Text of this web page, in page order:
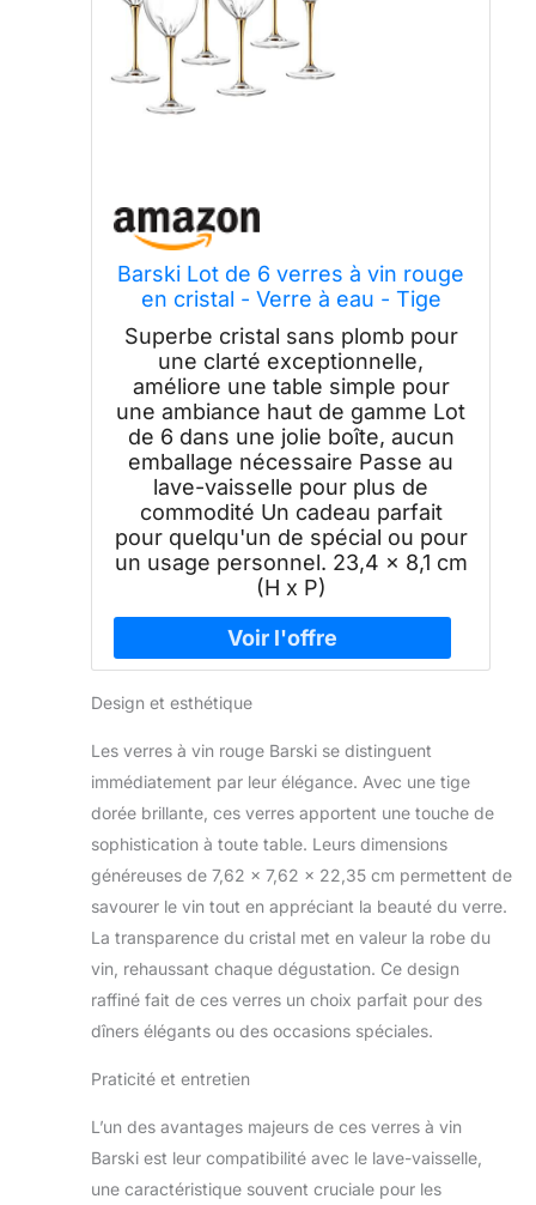
Barski Lot de 6 verres à vin rouge
en cristal - Verre à eau - Tige
dorée brillante - Verres à pied -
532 ml - Fabriqué en Europe
Superbe cristal sans plomb pour
une clarté exceptionnelle,
améliore une table simple pour
une ambiance haut de gamme Lot
de 6 dans une jolie boîte, aucun
emballage nécessaire Passe au
lave-vaisselle pour plus de
commodité Un cadeau parfait
pour quelqu'un de spécial ou pour
un usage personnel. 23,4 x 8,1 cm
(H x P)
Design et esthétique
Les verres à vin rouge Barski se distinguent
immédiatement par leur élégance. Avec une tige
dorée brillante, ces verres apportent une touche de
sophistication à toute table. Leurs dimensions
généreuses de 7,62 x 7,62 x 22,35 cm permettent de
savourer le vin tout en appréciant la beauté du verre.
La transparence du cristal met en valeur la robe du
vin, rehaussant chaque dégustation. Ce design
raffiné fait de ces verres un choix parfait pour des
dîners élégants ou des occasions spéciales.
Praticité et entretien
L’un des avantages majeurs de ces verres à vin
Barski est leur compatibilité avec le lave-vaisselle,
une caractéristique souvent cruciale pour les